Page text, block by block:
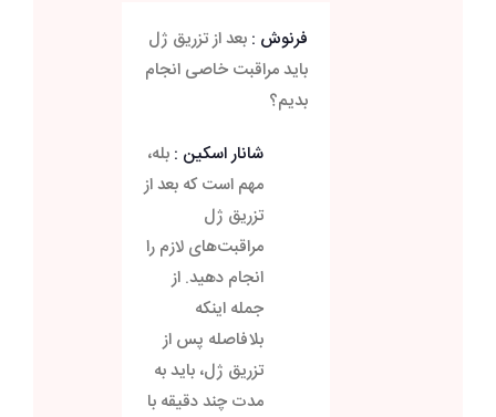
فرنوش : بعد از تزریق ژل
باید مراقبت خاصی انجام
بدیم؟
شانار اسکین : بله،
مهم است که بعد از
تزریق ژل
مراقبت‌های لازم را
انجام دهید. از
جمله اینکه
بلافاصله پس از
تزریق ژل، باید به
مدت چند دقیقه با